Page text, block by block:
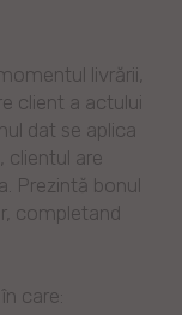
livrării,
client a actului
dat se aplica
clientul are
Prezintă bonul
completand
care: